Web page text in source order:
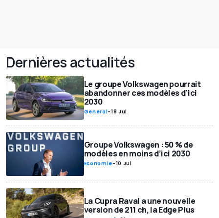
Dernières actualités
Le groupe Volkswagen pourrait
abandonner ces modèles d'ici
2030
General-18 Jul
Groupe Volkswagen : 50 % de
modèles en moins d’ici 2030
Economie-10 Jul
La Cupra Raval a une nouvelle
version de 211 ch, la Edge Plus